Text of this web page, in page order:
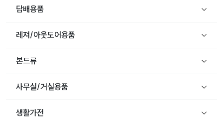
담배용품
레져/아웃도어용품
본드류
사무실/거실용품
생활가전